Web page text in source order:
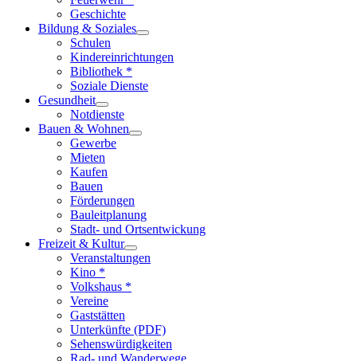
Geschichte
Bildung & Soziales
Schulen
Kindereinrichtungen
Bibliothek *
Soziale Dienste
Gesundheit
Notdienste
Bauen & Wohnen
Gewerbe
Mieten
Kaufen
Bauen
Förderungen
Bauleitplanung
Stadt- und Ortsentwickung
Freizeit & Kultur
Veranstaltungen
Kino *
Volkshaus *
Vereine
Gaststätten
Unterkünfte (PDF)
Sehenswürdigkeiten
Rad- und Wanderwege